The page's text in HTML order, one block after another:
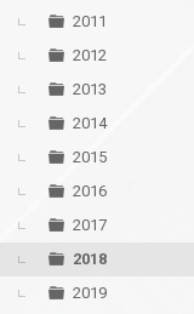
2011
2012
2013
2014
2015
2016
2017
2018
2019